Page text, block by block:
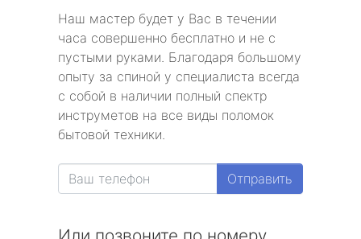
Наш мастер будет у Вас в течении
часа совершенно бесплатно и не с
пустыми руками. Благодаря большому
опыту за спиной у специалиста всегда
с собой в наличии полный спектр
инструметов на все виды поломок
бытовой техники.
Отправить